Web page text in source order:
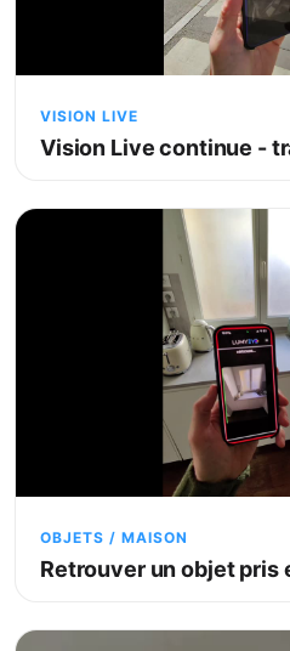
VISION LIVE
Vision Live continue -
OBJETS / MAISON
Retrouver un objet pris